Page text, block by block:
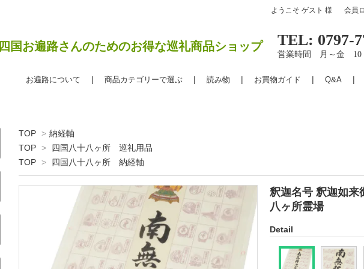
ようこそ ゲスト 様 会員
四国お遍路さんのためのお得な巡礼商品ショップ TEL: 0797-
営業時間 月～金 10
お遍路について 商品カテゴリーで選ぶ 読み物 お買物ガイド Q&A
TOP > 納経軸
TOP >
四国八十八ヶ所 巡礼用品
TOP > 四国八十八ヶ所 納経軸
釈迦名号 釈迦如
八ヶ所霊場
Detail